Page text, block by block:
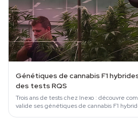
Génétiques de cannabis F1
des tests RQS
Trois ans de tests chez Inexo : découvre
valide ses génétiques de cannabis F1